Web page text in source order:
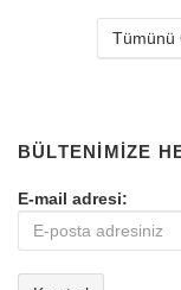
Tümünü
BÜLTENIMIZE
E-mail adresi: